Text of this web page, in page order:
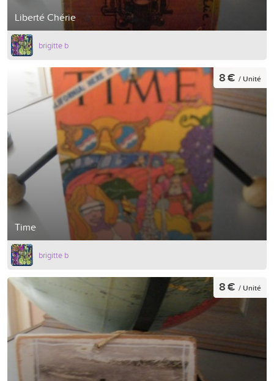
Liberté Chérie
brigitte b
Time
8 € / Unité
brigitte b
8 € / Unité